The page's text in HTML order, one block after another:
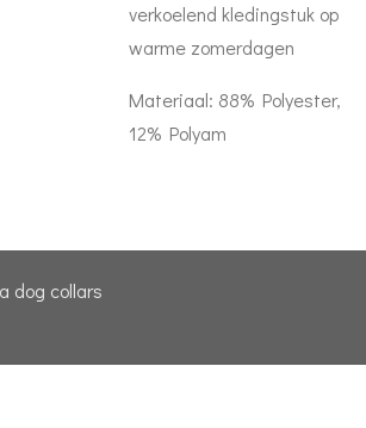
verkoelend kledingstuk op
warme zomerdagen
Materiaal: 88% Polyester,
12% Polyam
dog collars